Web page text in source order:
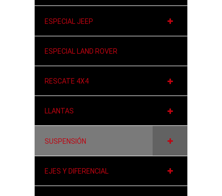
ESPECIAL JEEP
ESPECIAL LAND ROVER
RESCATE 4X4
LLANTAS
SUSPENSIÓN
EJES Y DIFERENCIAL